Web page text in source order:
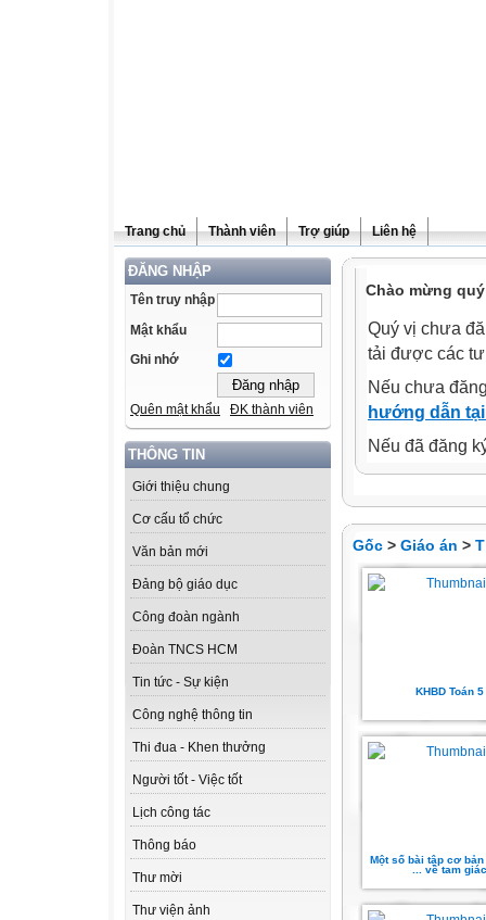
Trang chủ Thành viên Trợ giúp Liên hệ
ĐĂNG NHẬP
Tên truy nhập
Mật khẩu
Ghi nhớ
Quên mật khẩu ĐK thành viên
THÔNG TIN
Giới thiệu chung
Cơ cấu tổ chức
Văn bản mới
Đảng bộ giáo dục
Công đoàn ngành
Đoàn TNCS HCM
Tin tức - Sự kiện
Công nghệ thông tin
Thi đua - Khen thưởng
Người tốt - Việc tốt
Lịch công tác
Thông báo
Thư mời
Thư viện ảnh
Chào mừng
Quý vị chưa
tải được các
Nếu chưa
hướng dẫn
Nếu đã đăng
Gốc > Giáo án >
KHBD Toán 5
Một số bài tập cơ bản
... về tam giác